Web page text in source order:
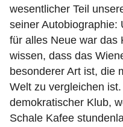
wesentlicher Teil
seiner Autobiographie:
für alles Neue war das
wissen, dass das
besonderer Art ist, die
Welt zu vergleichen
demokratischer Klub,
Schale Kafee